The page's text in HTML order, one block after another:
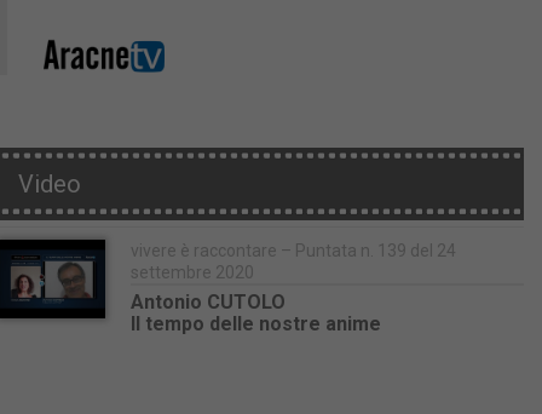
Video
vivere è raccontare – Puntata n. 139 del 24
settembre 2020
Antonio CUTOLO
Il tempo delle nostre anime